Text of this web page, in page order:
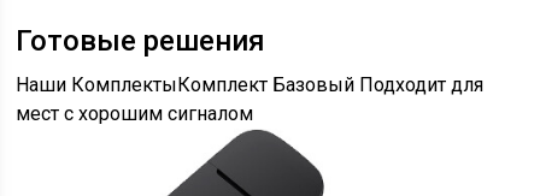
Готовые решения
Наши КомплектыКомплект Базовый Подходит для
мест с хорошим сигналом